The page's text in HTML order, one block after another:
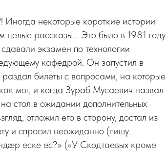
Иногда некоторые короткие истории
целые рассказы... Это было в 1981 году.
экзамен по технологии
кафедрой. Он запустил в
билеты с вопросами, на которые
мог, и когда Зураб Мусаевич назвал
стол в ожидании дополнительных
отложил его в сторону, достал из
и спросил неожиданно (пишу
еске ес?» («У Скодтаевых кроме